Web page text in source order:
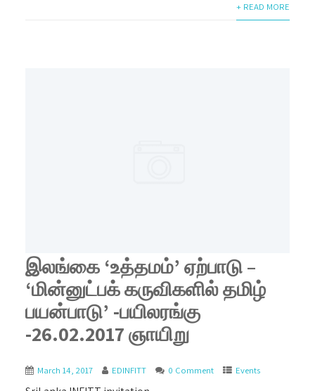
+ READ MORE
இலங்கை ‘உத்தமம்’ ஏற்பாடு –
‘மின்னுட்பக் கருவிகளில் தமிழ்
பயன்பாடு’ -பயிலரங்கு
-26.02.2017 ஞாயிறு
March 14, 2017 EDINFITT 0 Comment Events